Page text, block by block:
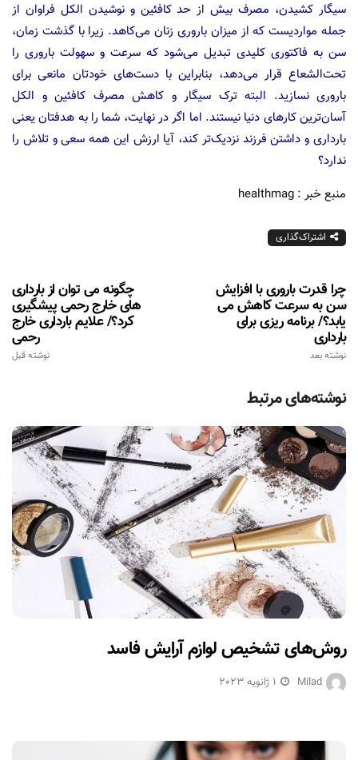
سیگار کشیدن، مصرف بیش از حد کافئین و نوشیدن الکل فراوان از
جمله مواردیست که از میزان باروری زنان می‌کاهد. زیرا با گذشت زمان،
سن به فاکتوری کلیدی تبدیل می‌شود که سرعت و سهولت باروری را
تحت‌الشعاع قرار می‌دهد، بنابراین با دست‌های خودتان مانعی برای
باروری نسازید. البته ترک سیگار و کاهش مصرف کافئین و الکل
آسان‌ترین کارهای دنیا نیستند. اما اگر در نهایت، شما را به هدفتان یعنی
بارداری و داشتن فرزند نزدیک‌تر کند، آیا ارزش این همه سعی و تلاش را
ندارد؟
منبع خبر : healthmag
اشتراک‌گذاری
چگونه می توان از بارداری
های خارج رحمی پیشگیری
کرد؟/ علایم بارداری خارج
رحمی
نوشته قبل
چرا قدرت باروری با افزایش
سن به سرعت کاهش می
یابد؟/ برنامه ریزی برای
بارداری
نوشته بعد
نوشته‌های مرتبط
روش‌های تشخیص لوازم آرایش فاسد
Milad 1 ژانویه 2023